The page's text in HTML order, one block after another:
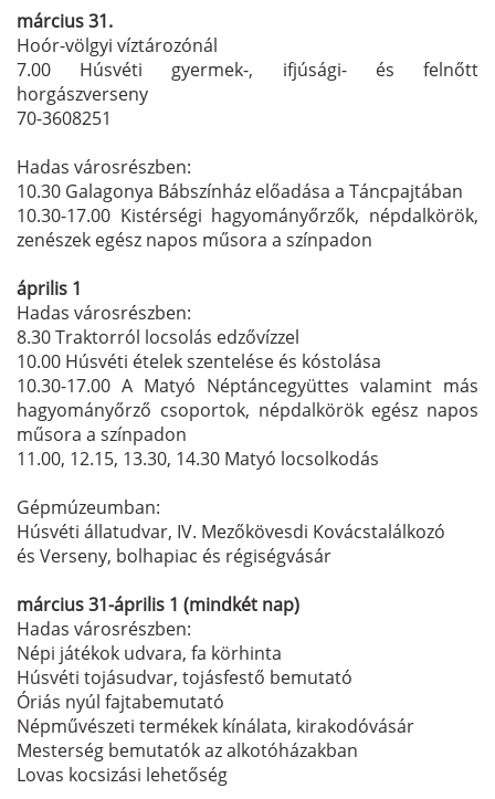
március 31.
Hoór-völgyi víztározónál
7.00 Húsvéti gyermek-, ifjúsági- és felnőtt
horgászverseny
70-3608251
Hadas városrészben:
10.30 Galagonya Bábszínház előadása a Táncpajtában
10.30-17.00 Kistérségi hagyományőrzők, népdalkörök,
zenészek egész napos műsora a színpadon
április 1
Hadas városrészben:
8.30 Traktorról locsolás edzővízzel
10.00 Húsvéti ételek szentelése és kóstolása
10.30-17.00 A Matyó Néptáncegyüttes valamint más
hagyományőrző csoportok, népdalkörök egész napos
műsora a színpadon
11.00, 12.15, 13.30, 14.30 Matyó locsolkodás
Gépmúzeumban:
Húsvéti állatudvar, IV. Mezőkövesdi Kovácstalálkozó
és Verseny, bolhapiac és régiségvásár
március 31-április 1 (mindkét nap)
Hadas városrészben:
Népi játékok udvara, fa körhinta
Húsvéti tojásudvar, tojásfestő bemutató
Óriás nyúl fajtabemutató
Népművészeti termékek kínálata, kirakodóvásár
Mesterség bemutatók az alkotóházakban
Lovas kocsizási lehetőség